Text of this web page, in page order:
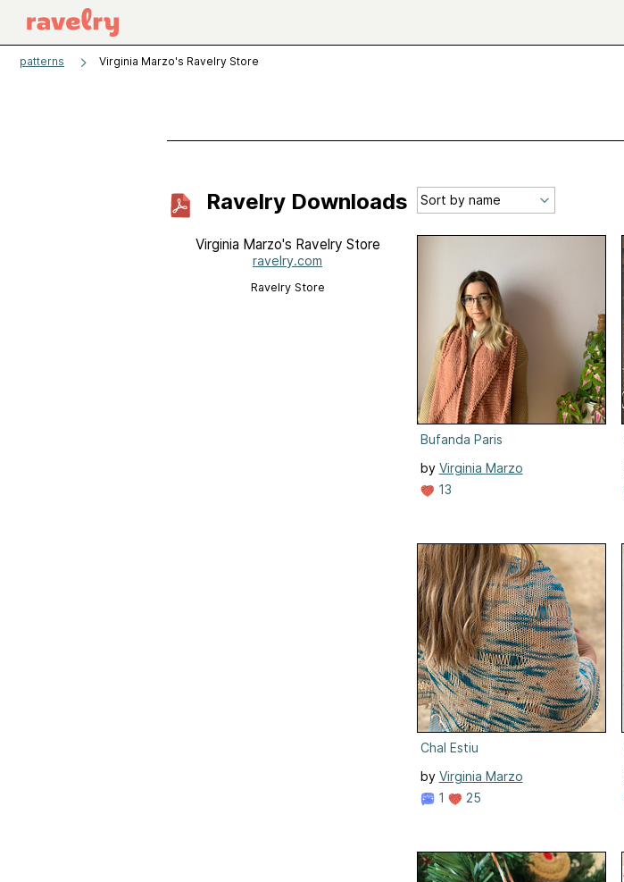
patterns Virginia Marzo's Ravelry Store
Ravelry Downloads
Virginia Marzo's Ravelry Store
ravelry.com
Ravelry Store
Bufanda Paris
by Virginia Marzo
13
Chal Estiu
by Virginia Marzo
1
25